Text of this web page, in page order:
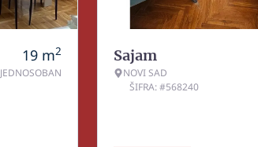
19 m2
JEDNOSOBAN
Sajam
NOVI SAD
ŠIFRA: #568240